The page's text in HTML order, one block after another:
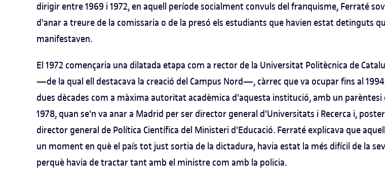
dirigir entre 1969 i 1972, en aquell període socialment convuls del franquisme, Ferraté
d'anar a treure de la comissaria o de la presó els estudiants que havien estat detinguts
manifestaven.
El 1972 començaria una dilatada etapa com a rector de la Universitat Politècnica de
—de la qual ell destacava la creació del Campus Nord—, càrrec que va ocupar fins al
dues dècades com a màxima autoritat acadèmica d'aquesta institució, amb un parèntesi
1978, quan se'n va anar a Madrid per ser director general d'Universitats i Recerca i,
director general de Política Científica del Ministeri d'Educació. Ferraté explicava que
un moment en què el país tot just sortia de la dictadura, havia estat la més difícil de la
perquè havia de tractar tant amb el ministre com amb la policia.